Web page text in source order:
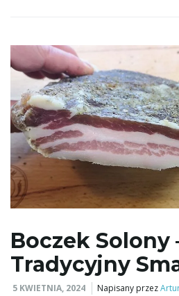
Boczek Solony
Tradycyjny
5 KWIETNIA, 2024 Napisany przez